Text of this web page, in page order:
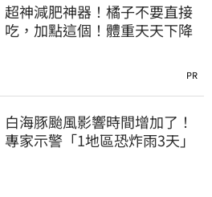
超神減肥神器！橘子不要直接
吃，加點這個！體重天天下降
PR
白海豚颱風影響時間增加了！
專家示警「1地區恐炸雨3天」